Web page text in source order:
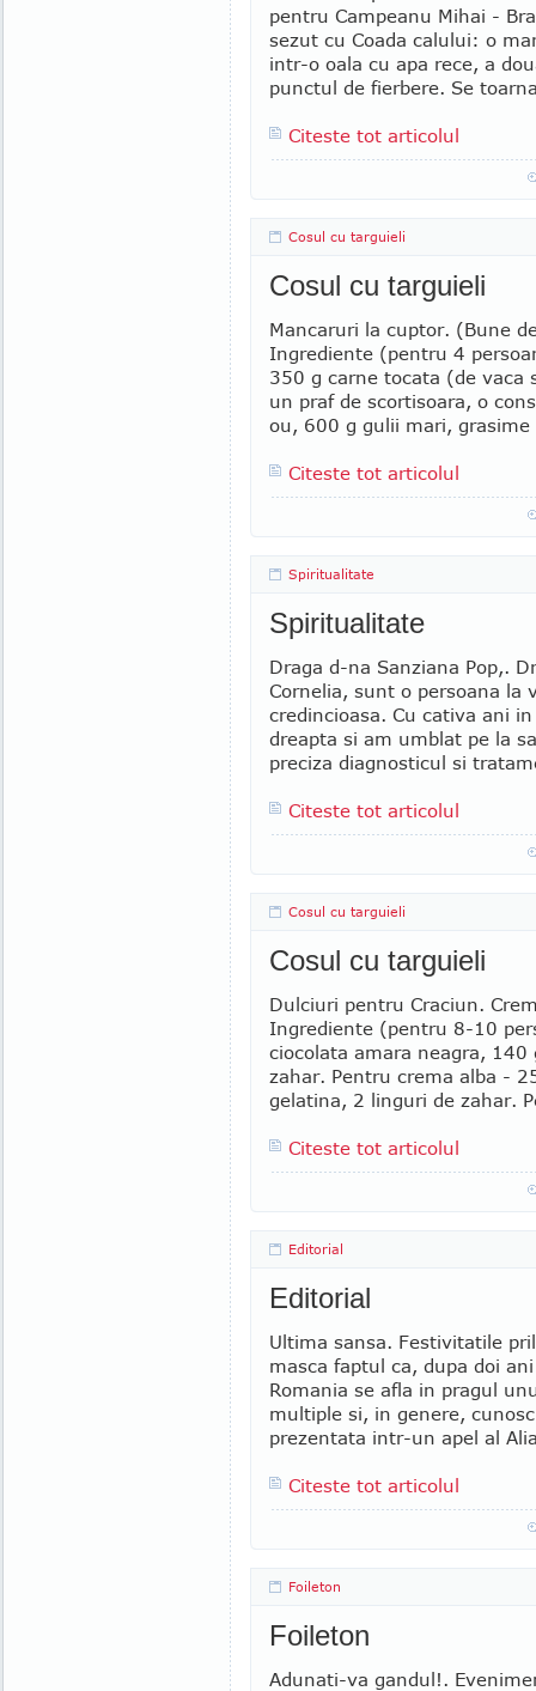
pentru Campeanu Mihai -
sezut cu Coada calului: o
intr-o oala cu apa rece, a
punctul de fierbere. Se
Citeste tot articolul
Cosul cu targuieli
Cosul cu targuieli
Mancaruri la cuptor. (Bune
Ingrediente (pentru 4
350 g carne tocata (de vaca
un praf de scortisoara, o
ou, 600 g gulii mari, grasime
Citeste tot articolul
Spiritualitate
Spiritualitate
Draga d-na Sanziana Pop,.
Cornelia, sunt o persoana la
credincioasa. Cu cativa ani
dreapta si am umblat pe la
preciza diagnosticul si
Citeste tot articolul
Cosul cu targuieli
Cosul cu targuieli
Dulciuri pentru Craciun.
Ingrediente (pentru 8-10
ciocolata amara neagra,
zahar. Pentru crema alba -
gelatina, 2 linguri de zahar.
Citeste tot articolul
Editorial
Editorial
Ultima sansa. Festivitatile
masca faptul ca, dupa doi
Romania se afla in pragul
multiple si, in genere,
prezentata intr-un apel al
Citeste tot articolul
Foileton
Foileton
Adunati-va gandul!.